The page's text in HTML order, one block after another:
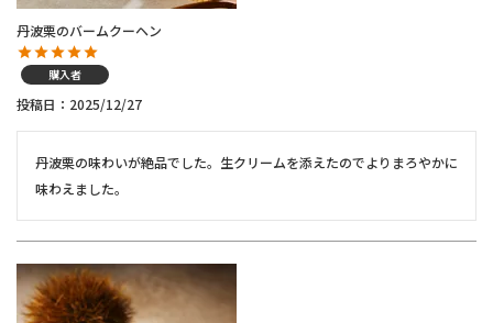
丹波栗のバームクーヘン
購入者
投稿日 2025/12/27
丹波栗の味わいが絶品でした。生クリームを添えたのでよりまろやかに
味わえました。